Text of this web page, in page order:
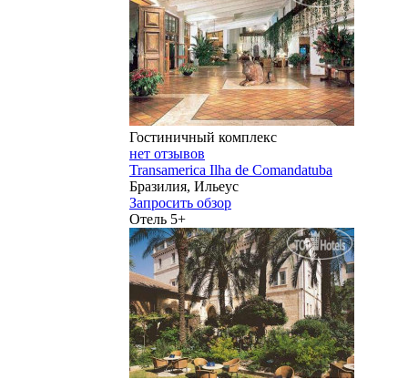
Гостиничный комплекс
нет отзывов
Transamerica Ilha de Comandatuba
Бразилия, Ильеус
Запросить обзор
Отель 5+